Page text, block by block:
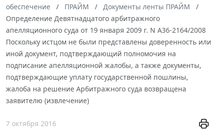
обеспечение
ПРАЙМ
Документы ленты ПРАЙМ
Определение Девятнадцатого арбитражного
апелляционного суда от 19 января 2009 г. N А36-2164/2008
Поскольку истцом не были представлены доверенность или
иной документ, подтверждающий полномочия на
подписание апелляционной жалобы, а также документы,
подтверждающие уплату государственной пошлины,
жалоба на решение Арбитражного суда возвращена
заявителю (извлечение)
7 октября 2016